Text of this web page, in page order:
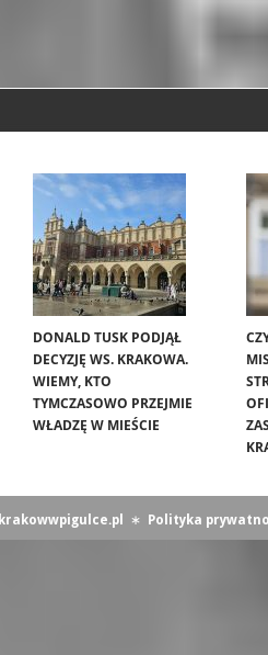
DONALD TUSK PODJĄŁ
DECYZJĘ WS. KRAKOWA.
WIEMY, KTO
TYMCZASOWO PRZEJMIE
WŁADZĘ W MIEŚCIE
krakowwpigulce.pl ∗ Polityka